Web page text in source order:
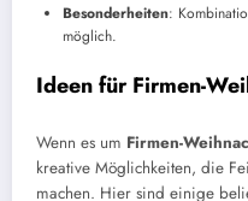
Besonderheiten:
möglich.
Ideen für Firmen-
Wenn es um Firmen-
kreative Möglichkeiten, die
machen. Hier sind einige